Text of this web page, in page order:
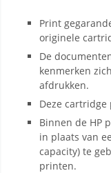
Print
originele
De
kenmerken
afdrukken.
Deze cartridge
Binnen de HP
in plaats van
capacity) te
printen.